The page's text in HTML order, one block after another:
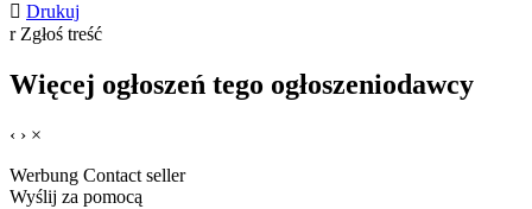
 Drukuj
r Zgłoś treść
Więcej ogłoszeń tego ogłoszeniodawcy
‹ › ×
Werbung Contact seller
Wyślij za pomocą